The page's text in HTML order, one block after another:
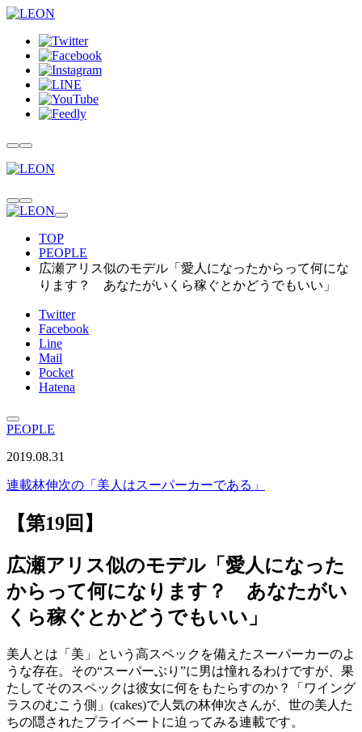
TOP
PEOPLE
広瀬アリス似のモデル「愛人になったからって何にな
ります？ あなたがいくら稼ぐとかどうでもいい」
Twitter
Facebook
Line
Mail
Pocket
Hatena
PEOPLE
2019.08.31
連載林伸次の「美人はスーパーカーである」
【第19回】
広瀬アリス似のモデル「愛人になった
からって何になります？ あなたがい
くら稼ぐとかどうでもいい」
美人とは「美」という高スペックを備えたスーパーカーのよ
うな存在。その“スーパーぶり”に男は憧れるわけですが、果
たしてそのスペックは彼女に何をもたらすのか？「ワイング
ラスのむこう側」(cakes)で人気の林伸次さんが、世の美人た
ちの隠されたプライベートに迫ってみる連載です。